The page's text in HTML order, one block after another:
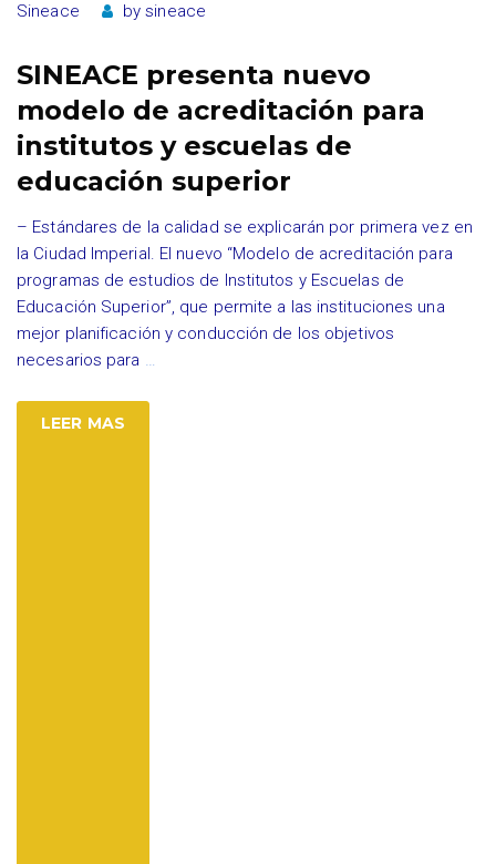
Sineace
bysineace
SINEACE presenta nuevo
modelo de acreditación para
institutos y escuelas de
educación superior
– Estándares de la calidad se explicarán por primera vez en
la Ciudad Imperial. El nuevo “Modelo de acreditación para
programas de estudios de Institutos y Escuelas de
Educación Superior”, que permite a las instituciones una
mejor planificación y conducción de los objetivos
necesarios para …
LEER MAS